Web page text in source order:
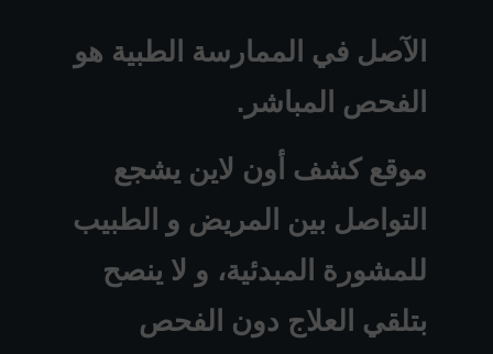
الآصل في الممارسة الطبية هو
الفحص المباشر.
موقع كشف أون لاين يشجع
التواصل بين المريض و الطبيب
للمشورة المبدئية، و لا ينصح
بتلقي العلاج دون الفحص